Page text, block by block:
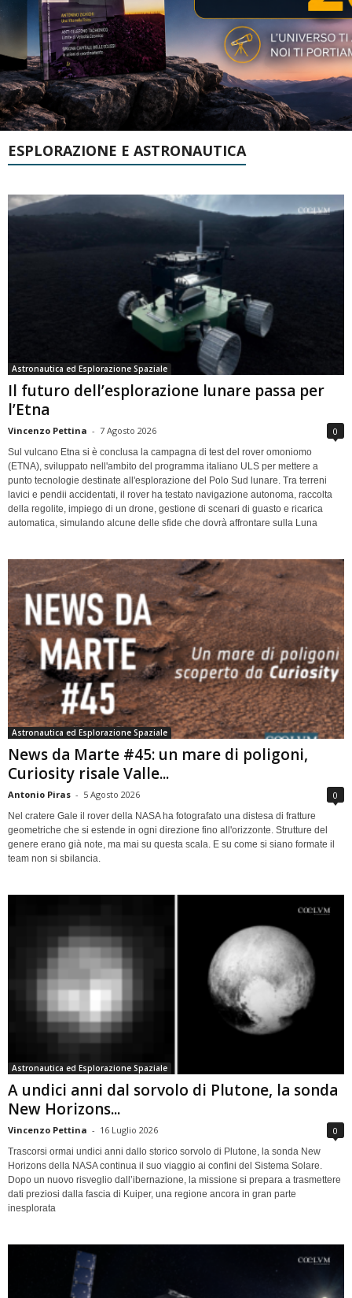
ESPLORAZIONE E ASTRONAUTICA
Astronautica ed Esplorazione Spaziale
Il futuro dell’esplorazione lunare passa per
l’Etna
Vincenzo Pettina - 7 Agosto 2026 0
Sul vulcano Etna si è conclusa la campagna di test del rover omoniomo
(ETNA), sviluppato nell'ambito del programma italiano ULS per mettere a
punto tecnologie destinate all'esplorazione del Polo Sud lunare. Tra terreni
lavici e pendii accidentati, il rover ha testato navigazione autonoma, raccolta
della regolite, impiego di un drone, gestione di scenari di guasto e ricarica
automatica, simulando alcune delle sfide che dovrà affrontare sulla Luna
Astronautica ed Esplorazione Spaziale
News da Marte #45: un mare di poligoni,
Curiosity risale Valle...
Antonio Piras - 5 Agosto 2026 0
Nel cratere Gale il rover della NASA ha fotografato una distesa di fratture
geometriche che si estende in ogni direzione fino all'orizzonte. Strutture del
genere erano già note, ma mai su questa scala. E su come si siano formate il
team non si sbilancia.
Astronautica ed Esplorazione Spaziale
A undici anni dal sorvolo di Plutone, la sonda
New Horizons...
Vincenzo Pettina - 16 Luglio 2026 0
Trascorsi ormai undici anni dallo storico sorvolo di Plutone, la sonda New
Horizons della NASA continua il suo viaggio ai confini del Sistema Solare.
Dopo un nuovo risveglio dall’ibernazione, la missione si prepara a trasmettere
dati preziosi dalla fascia di Kuiper, una regione ancora in gran parte
inesplorata